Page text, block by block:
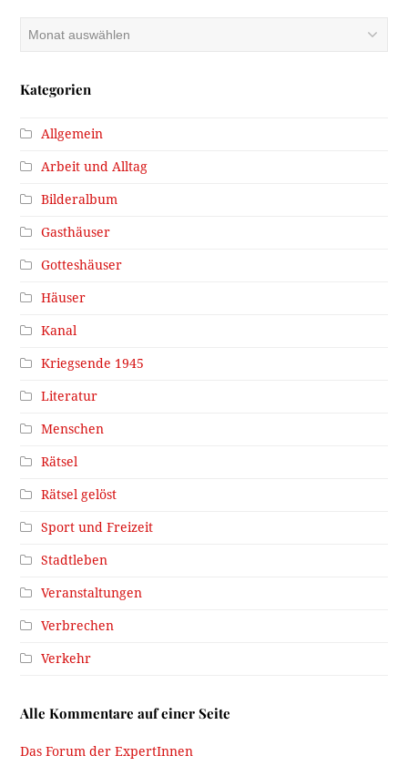
Kategorien
Allgemein
Arbeit und Alltag
Bilderalbum
Gasthäuser
Gotteshäuser
Häuser
Kanal
Kriegsende 1945
Literatur
Menschen
Rätsel
Rätsel gelöst
Sport und Freizeit
Stadtleben
Veranstaltungen
Verbrechen
Verkehr
Alle Kommentare auf einer Seite
Das Forum der ExpertInnen